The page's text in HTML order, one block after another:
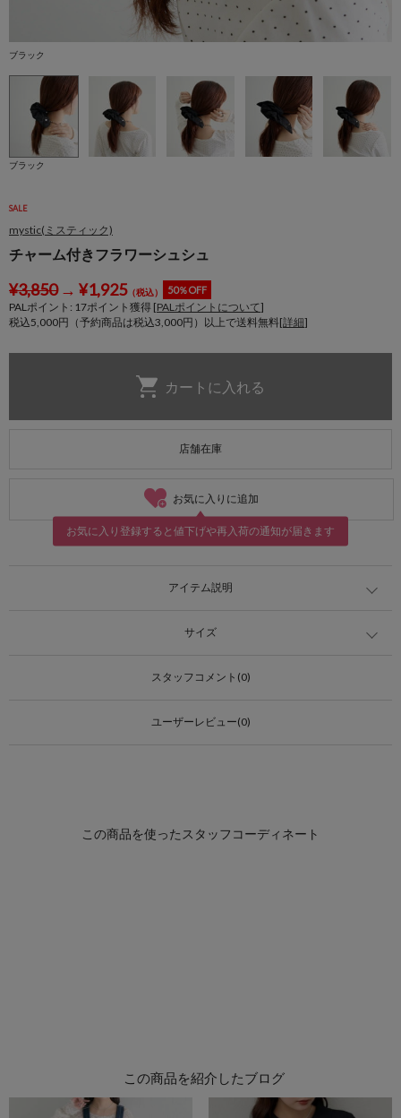
ブラック
ブラック
SALE
mystic(ミスティック)
チャーム付きフラワーシュシュ
¥3,850→ ¥1,925（税込） 50％OFF
PALポイント: 17ポイント獲得 [PALポイントについて]
税込5,000円（予約商品は税込3,000円）以上で送料無料[詳細]
店舗在庫
お気に入りに追加
お気に入り登録すると値下げや再入荷の通知が届きます
アイテム説明
サイズ
スタッフコメント(0)
ユーザーレビュー(0)
この商品を紹介したブログ